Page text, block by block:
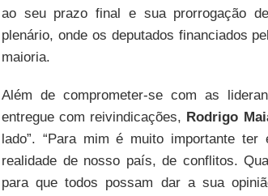
ao seu prazo final e sua prorrogação
plenário, onde os deputados financiados
maioria.
Além de comprometer-se com as
entregue com reivindicações, Rodrigo
lado”. “Para mim é muito importante
realidade de nosso país, de conflitos.
para que todos possam dar a sua